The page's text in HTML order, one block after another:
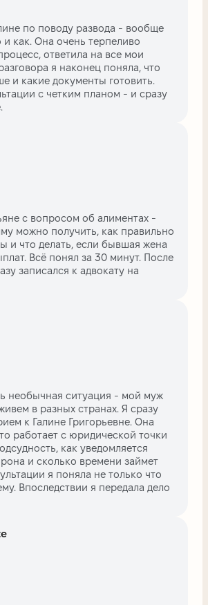
по поводу развода - вообще
и как. Она очень терпеливо
ответила на все мои
я наконец поняла, что
и какие документы готовить.
с четким планом - и сразу
с вопросом об алиментах -
можно получить, как правильно
и что делать, если бывшая жена
Всё понял за 30 минут. После
записался к адвокату на
необычная ситуация - мой муж
в разных странах. Я сразу
к Галине Григорьевне. Она
работает с юридической точки
как уведомляется
и сколько времени займет
я поняла не только что
Впоследствии я передала дело